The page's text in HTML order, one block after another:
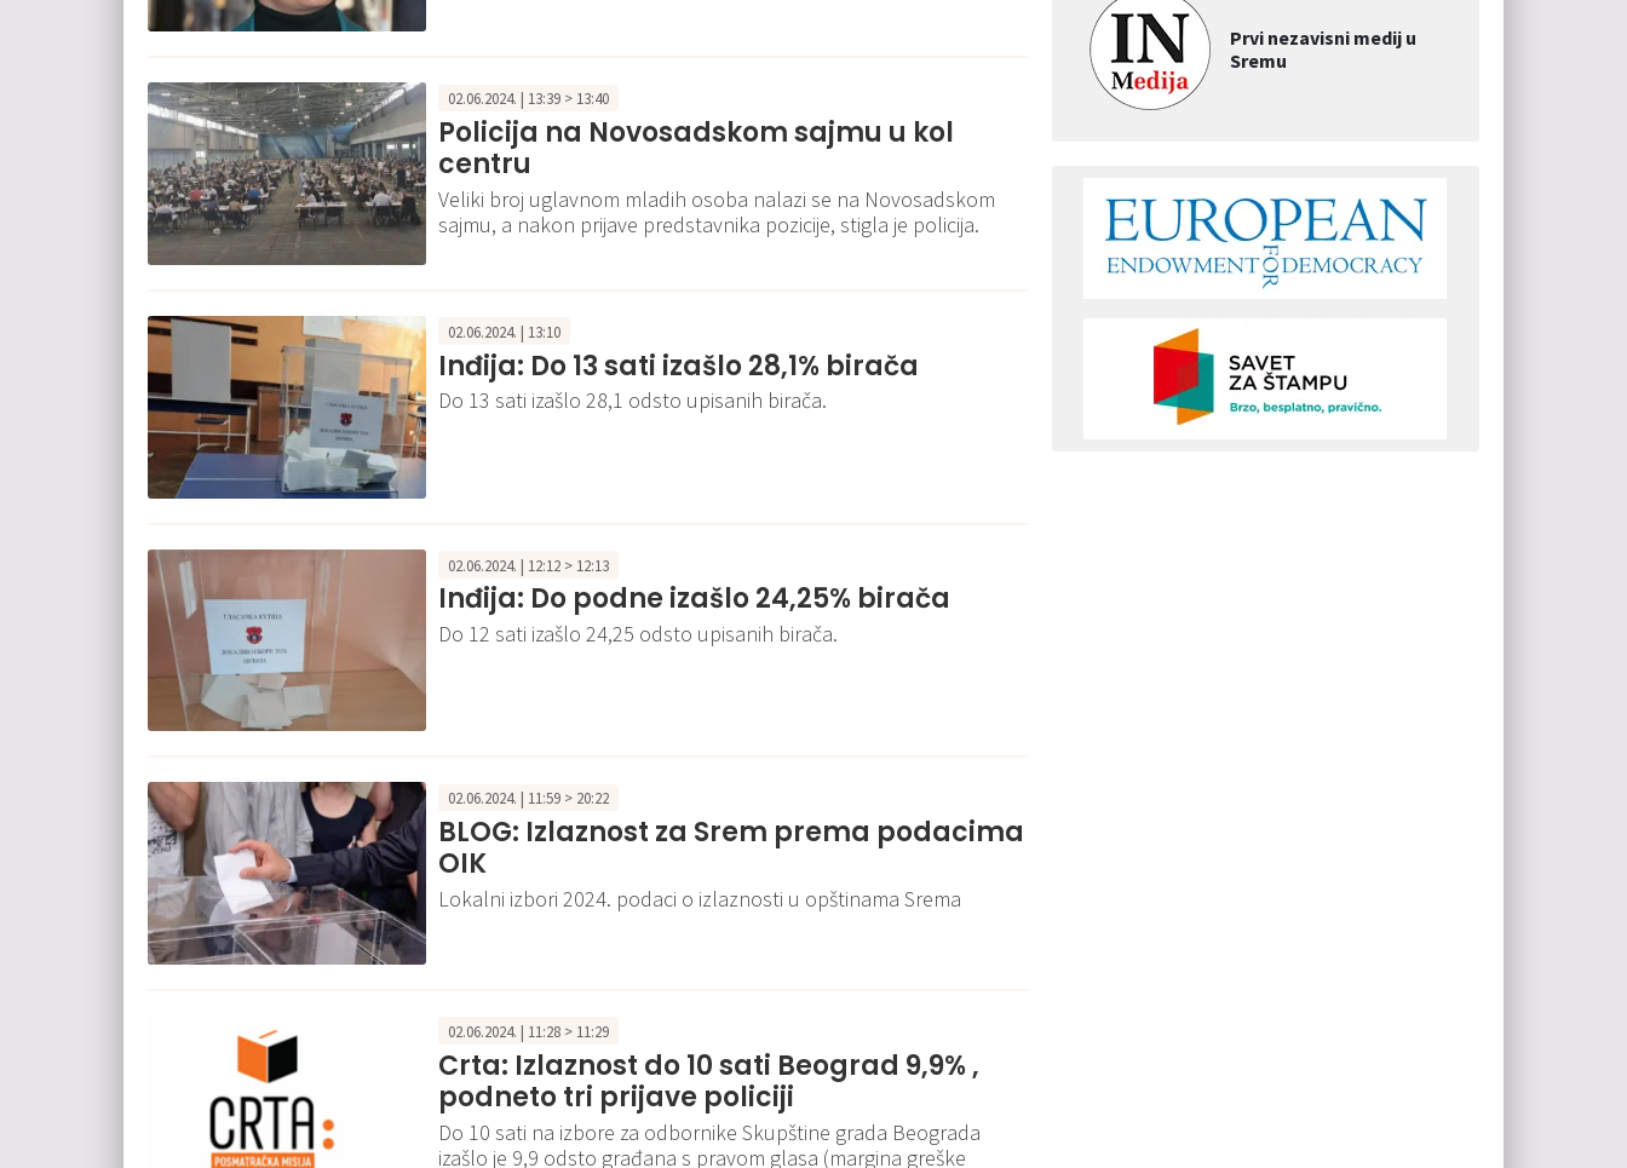
02.06.2024. | 13:39 > 13:40
Policija na Novosadskom sajmu u kol
centru
Veliki broj uglavnom mladih osoba nalazi se na Novosadskom
sajmu, a nakon prijave predstavnika pozicije, stigla je policija.
02.06.2024. | 13:10
Inđija: Do 13 sati izašlo 28,1% birača
Do 13 sati izašlo 28,1 odsto upisanih birača.
02.06.2024. | 12:12 > 12:13
Inđija: Do podne izašlo 24,25% birača
Do 12 sati izašlo 24,25 odsto upisanih birača.
02.06.2024. | 11:59 > 20:22
BLOG: Izlaznost za Srem prema podacima
OIK
Lokalni izbori 2024. podaci o izlaznosti u opštinama Srema
02.06.2024. | 11:28 > 11:29
Crta: Izlaznost do 10 sati Beograd 9,9% ,
podneto tri prijave policiji
Do 10 sati na izbore za odbornike Skupštine grada Beograda
izašlo je 9,9 odsto građana s pravom glasa (margina greške
Prvi nezavisni medij u
Sremu